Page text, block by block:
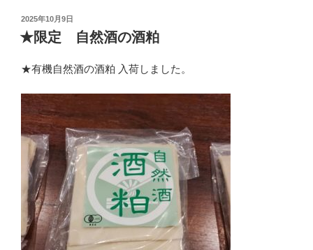
投
稿
日:
2025年10月9日
★限定 自然酒の酒粕
★有機自然酒の酒粕 入荷しました。